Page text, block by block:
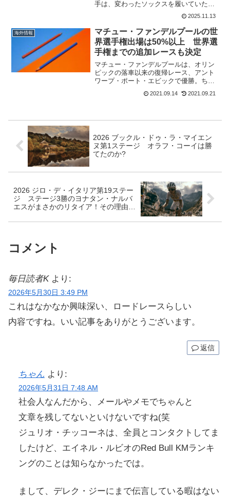
手は、変わったソックスを履いていた。
形が珍しいのではなくて書いてある文言
が変わっていた。スタート時には意味が
わからなかったのだけど。言い訳はでき
ない この投稿を...
2025.11.13
海外情報
マチュー・ファンデルプールの世
界選手権出場は50%以上 世界選
手権までの追加レースも決定
マチュー・ファンデルプールは、オリン
ピックの落車以来の復帰レース、アント
ワープ・ポート・エビックで優勝。ちな
みに、マチュー・ファンデルプールとワ
ウト・ファンアールトが同じ日にロード
2021.09.14 2021.09.21
2026 ブックル・ドゥ・ラ・マイエン
ヌ第1ステージ オラフ・コーイは勝
てたのか?
2026 ジロ・デ・イタリア第19ステー
ジ ステージ3勝のヨナタン・ナルバ
エスがまさかのリタイア！その理由と
コメント
毎日読者K より:
2026年5月30日 3:49 PM
これはなかなか興味深い、ロードレースらしい
内容ですね。いい記事をありがとうございます。
返信
ちゃん より:
2026年5月31日 7:48 AM
社会人なんだから、メールやメモでちゃんと
文章を残してないといけないですね(笑
ジュリオ・チッコーネは、全員とコンタクトしてま
したけど、エイネル・ルビオのRed Bull KMランキ
ングのことは知らなかったでは。
まして、デレク・ジーにまで伝言している暇はない